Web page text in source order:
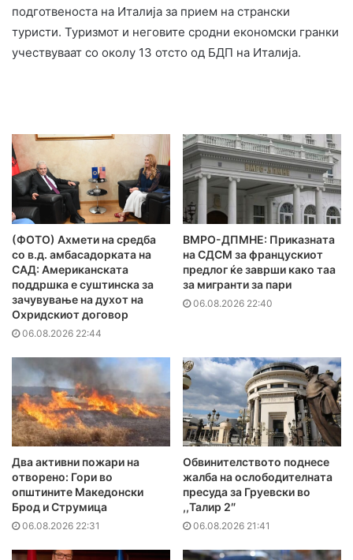
подготвеноста на Италија за прием на странски
туристи. Туризмот и неговите сродни економски гранки
учествуваат со околу 13 отсто од БДП на Италија.
(ФОТО) Ахмети на средба
со в.д. амбасадорката на
САД: Американската
поддршка е суштинска за
зачувување на духот на
Охридскиот договор
06.08.2026 22:44
ВМРО-ДПМНЕ: Приказната
на СДСМ за францускиот
предлог ќе заврши како таа
за мигранти за пари
06.08.2026 22:40
Два активни пожари на
отворено: Гори во
општините Македонски
Брод и Струмица
06.08.2026 22:31
Обвинителството поднесе
жалба на ослободителната
пресуда за Груевски во
,,Талир 2″
06.08.2026 21:41